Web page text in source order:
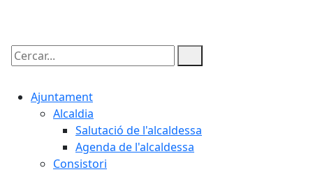
Cercar:
Ajuntament
Alcaldia
Salutació de l'alcaldessa
Agenda de l'alcaldessa
Consistori